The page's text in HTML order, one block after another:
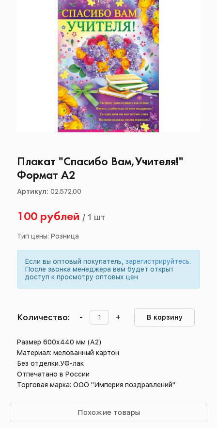
Плакат "Спасибо Вам,Учителя!"
Формат А2
Артикул: 02.572.00
100 рублей / 1 шт
Тип цены: Розница
Если вы оптовый покупатель, зарегистрируйтесь.
После звонка менеджера вам будет открыт
доступ к просмотру оптовых цен
Количество: - + В корзину
Размер 600х440 мм (А2)
Материал: мелованный картон
Без отделки.УФ-лак
Отпечатано в России
Торговая марка: ООО "Империя поздравлений"
Похожие товары